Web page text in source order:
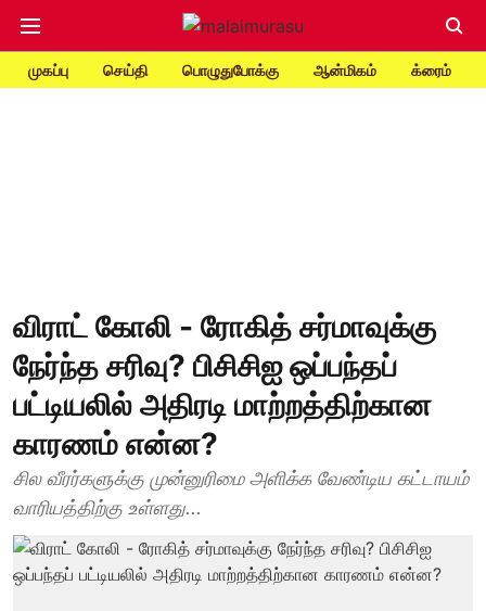
முகப்பு செய்தி பொழுதுபோக்கு ஆன்மிகம் க்ரைம்
விராட் கோலி - ரோகித் சர்மாவுக்கு
நேர்ந்த சரிவு? பிசிசிஐ ஒப்பந்தப்
பட்டியலில் அதிரடி மாற்றத்திற்கான
காரணம் என்ன?
சில வீரர்களுக்கு முன்னுரிமை அளிக்க வேண்டிய கட்டாயம்
வாரியத்திற்கு உள்ளது...